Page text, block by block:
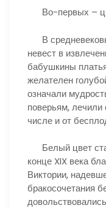
Во-первых –
В
невест в
бабушкины
желателен
означали
поверьям, лечили
числе и от
Белый цвет
конце XIX века
Виктории,
бракосочетания